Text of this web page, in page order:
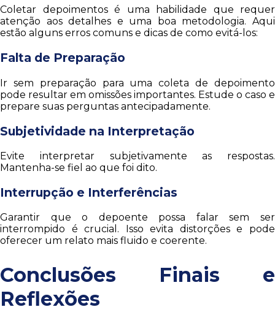
Coletar depoimentos é uma habilidade que requer
atenção aos detalhes e uma boa metodologia. Aqui
estão alguns erros comuns e dicas de como evitá-los:
Falta de Preparação
Ir sem preparação para uma coleta de depoimento
pode resultar em omissões importantes. Estude o caso e
prepare suas perguntas antecipadamente.
Subjetividade na Interpretação
Evite interpretar subjetivamente as respostas.
Mantenha-se fiel ao que foi dito.
Interrupção e Interferências
Garantir que o depoente possa falar sem ser
interrompido é crucial. Isso evita distorções e pode
oferecer um relato mais fluido e coerente.
Conclusões Finais e
Reflexões